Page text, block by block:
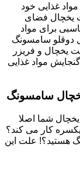
غذایی خود
یخچال فضای
برای مواد
دوقلو سامسونگ
یخچال و فریزر
مواد غذایی
سامسونگ
یخچال شما اصلا
کار می کند؟
هستید؟! علت این